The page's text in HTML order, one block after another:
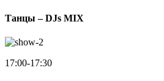
Танцы – DJs MIX
17:00-17:30